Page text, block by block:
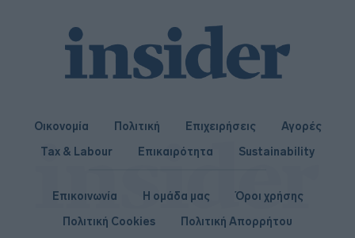
Οικονομία Πολιτική Επιχειρήσεις
Αγορές
Tax & Labour
Επικαιρότητα Sustainability
Επικοινωνία Η ομάδα μας
Όροι χρήσης
Πολιτική Cookies
Πολιτική Απορρήτου